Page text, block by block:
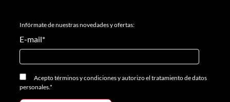
Infórmate de nuestras novedades y ofertas:
E-mail*
Aceptotérminos y condicionesyautorizo el tratamiento de datos
personales.*